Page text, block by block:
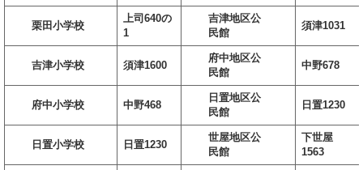
栗田小学校
上司640の
1
吉津地区公
民館
須津1031
吉津小学校 須津1600
府中地区公
民館
中野678
府中小学校 中野468
日置地区公
民館
日置1230
日置小学校 日置1230
世屋地区公
民館
下世屋
1563